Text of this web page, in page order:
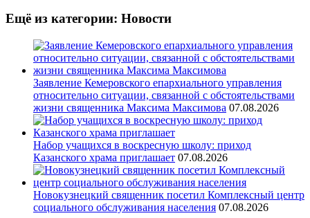
Ещё из категории: Новости
Заявление Кемеровского епархиального управления
относительно ситуации, связанной с обстоятельствами
жизни священника Максима Максимова 07.08.2026
Набор учащихся в воскресную школу: приход
Казанского храма приглашает 07.08.2026
Новокузнецкий священник посетил Комплексный центр
социального обслуживания населения 07.08.2026